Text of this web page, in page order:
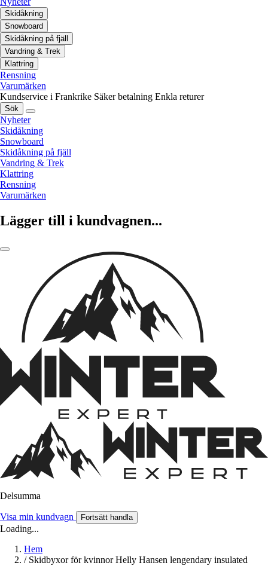
Skidåkning
Snowboard
Skidåkning på fjäll
Vandring & Trek
Klattring
Rensning
Varumärken
Kundservice i Frankrike Säker betalning Enkla returer
Sök
Nyheter
Skidåkning
Snowboard
Skidåkning på fjäll
Vandring & Trek
Klattring
Rensning
Varumärken
Lägger till i kundvagnen...
Delsumma
Visa min kundvagn Fortsätt handla
Loading...
Hem
/ Skidbyxor för kvinnor Helly Hansen lengendary insulated